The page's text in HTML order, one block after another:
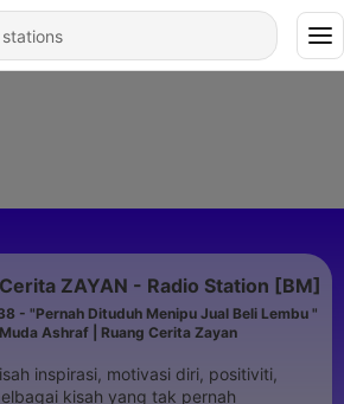
ZAYAN - Radio Station [BM]
- "Pernah Dituduh Menipu Jual Beli Lembu "
Ashraf | Ruang Cerita Zayan
inspirasi, motivasi diri, positiviti,
kisah yang tak pernah